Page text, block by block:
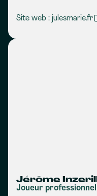
Site web : julesmarie.fr
Jérôme
Joueur professionnel